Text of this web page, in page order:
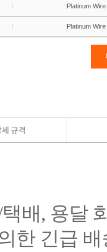
배, 용달
한 긴급